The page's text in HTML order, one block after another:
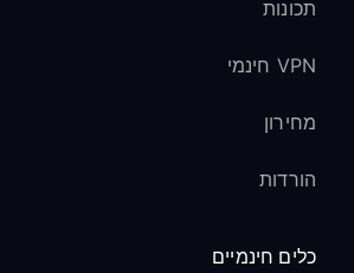
תכונות
VPN חינמי
מחירון
הורדות
כלים חינמיים